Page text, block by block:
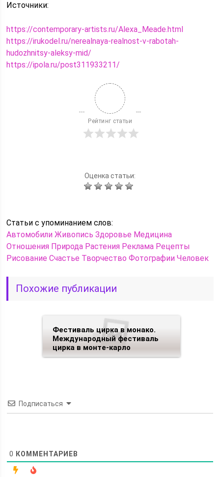
Источники:
https://contemporary-artists.ru/Alexa_Meade.html
https://irukodel.ru/nerealnaya-realnost-v-rabotah-
hudozhnitsy-aleksy-mid/
https://ipola.ru/post311933211/
Рейтинг статьи
Оценка статьи:
Статьи c упоминанием слов:
Автомобили Живопись Здоровье Медицина
Отношения Природа Растения Реклама Рецепты
Рисование Счастье Творчество Фотографии Человек
Похожие публикации
Фестиваль цирка в монако.
Международный фестиваль
цирка в монте-карло
Подписаться
0 КОММЕНТАРИЕВ